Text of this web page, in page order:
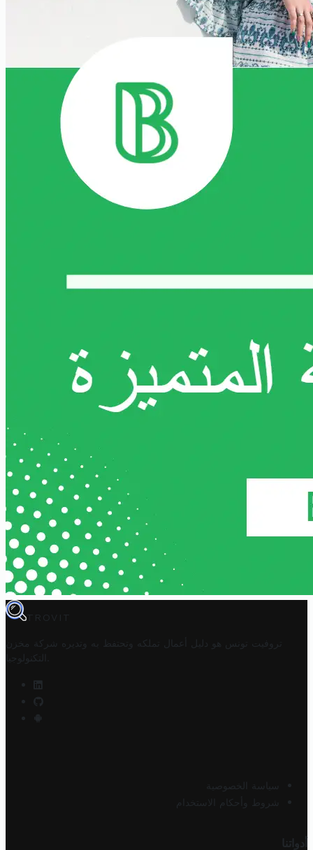
TROVIT
تروفيت تونس هو دليل أعمال تملكه وتحتفظ به وتديره
شركة مخزن
التكنولوجيا
سياسة الخصوصية
شروط وأحكام الاستخدام
أدواتنا